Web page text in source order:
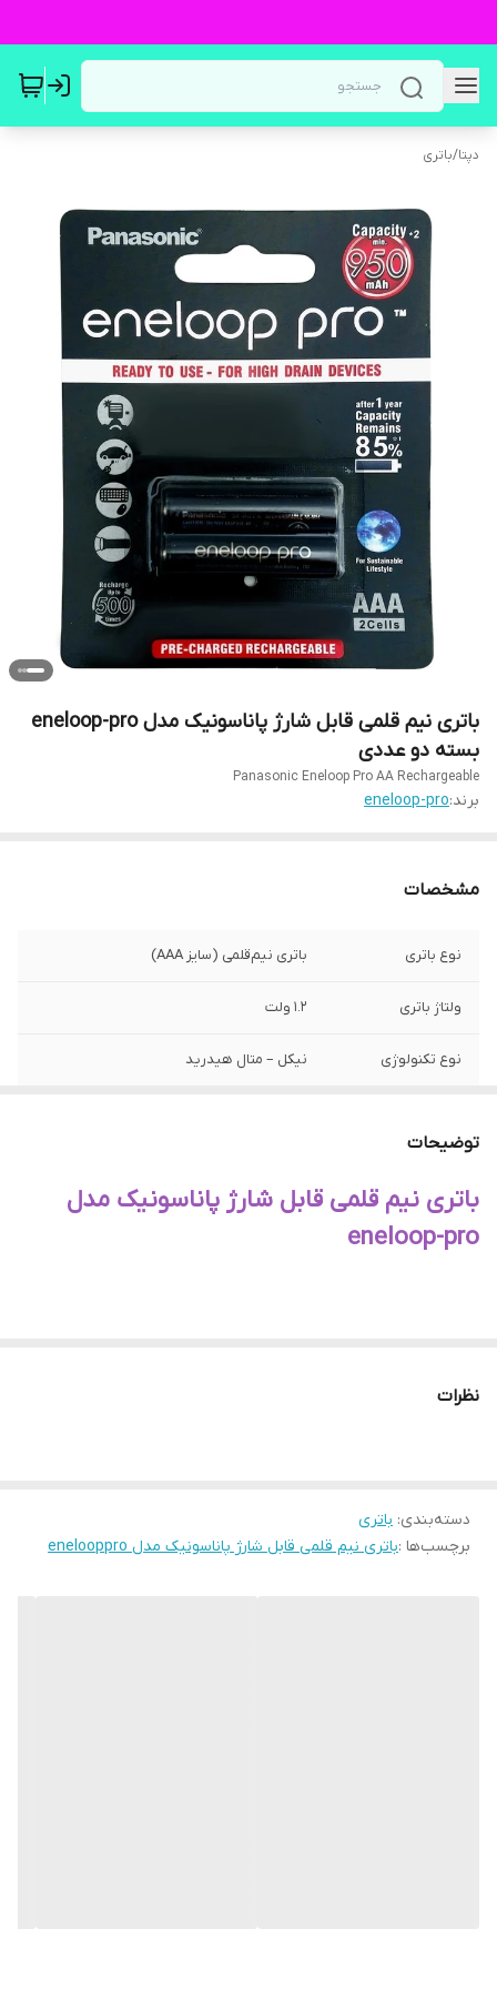
دپتا/باتری
باتری نیم قلمی قابل شارژ پاناسونیک مدل eneloop-pro
بسته دو عددی
Panasonic Eneloop Pro AA Rechargeable
برند:eneloop-pro
مشخصات
نوع باتری باتری نیم‌قلمی (سایز AAA)
ولتاژ باتری ۱.۲ ولت
نوع تکنولوژی نیکل – متال هیدرید
توضیحات
باتری نیم قلمی قابل شارژ پاناسونیک مدل
eneloop-pro
نظرات
دسته‌بندی: باتری
برچسب‌ها :باتری نیم قلمی قابل شارژ پاناسونیک مدل enelooppro